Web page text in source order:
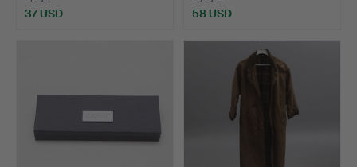
37 USD 58 USD